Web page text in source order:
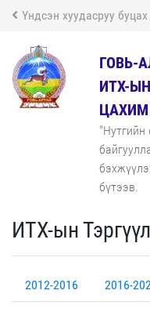
Үндсэн хуудасруу буцах
ГОВЬ-
ИТХ-
ЦАХИМ
"Нутгийн
бүтээв.
ИТХ-ын
2012-2016 2016-